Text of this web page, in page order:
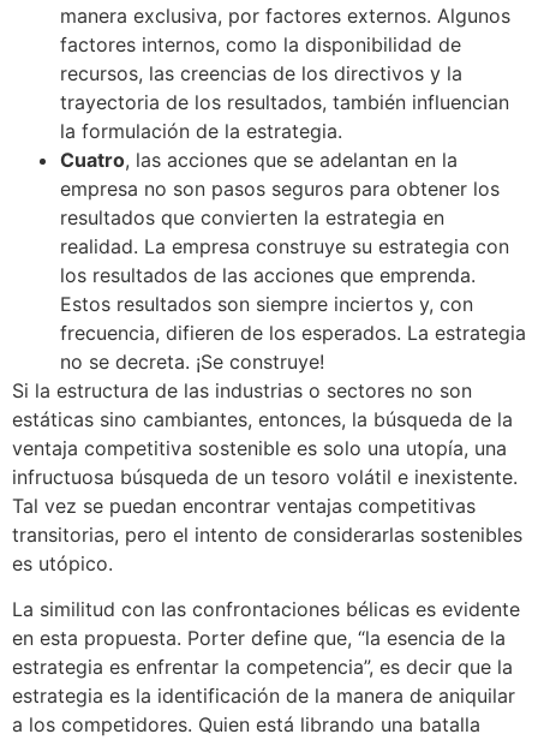
manera exclusiva, por factores externos. Algunos
factores internos, como la disponibilidad de
recursos, las creencias de los directivos y la
trayectoria de los resultados, también influencian
la formulación de la estrategia.
Cuatro, las acciones que se adelantan en la
empresa no son pasos seguros para obtener los
resultados que convierten la estrategia en
realidad. La empresa construye su estrategia con
los resultados de las acciones que emprenda.
Estos resultados son siempre inciertos y, con
frecuencia, difieren de los esperados. La estrategia
no se decreta. ¡Se construye!
Si la estructura de las industrias o sectores no son
estáticas sino cambiantes, entonces, la búsqueda de la
ventaja competitiva sostenible es solo una utopía, una
infructuosa búsqueda de un tesoro volátil e inexistente.
Tal vez se puedan encontrar ventajas competitivas
transitorias, pero el intento de considerarlas sostenibles
es utópico.
La similitud con las confrontaciones bélicas es evidente
en esta propuesta. Porter define que, “la esencia de la
estrategia es enfrentar la competencia”, es decir que la
estrategia es la identificación de la manera de aniquilar
a los competidores. Quien está librando una batalla